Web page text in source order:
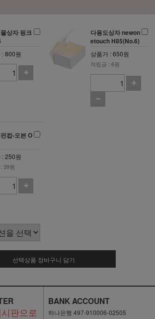
상자 핑크
: 800원
다용도상자 newon
etouch H85(No.6)
상품가 : 650원
적립금 : 6원
컵-오븐 O
: 250원
39원
선택상품 장바구니 담기
판으로
BANK ACCOUNT
하나은행 497-910006-02505